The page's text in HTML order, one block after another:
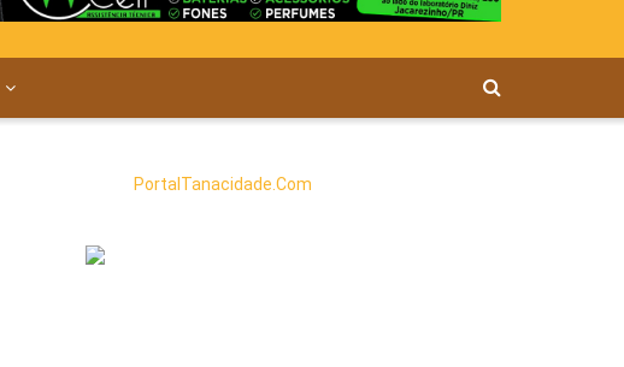
PortalTanacidade.Com